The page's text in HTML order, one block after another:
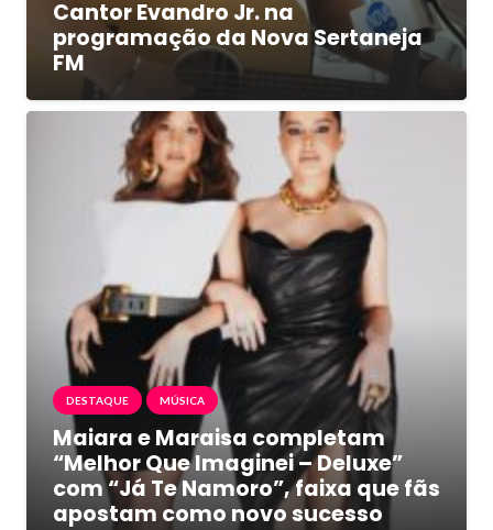
Cantor Evandro Jr. na
programação da Nova Sertaneja
FM
DESTAQUE MÚSICA
Maiara e Maraisa completam
“Melhor Que Imaginei – Deluxe”
com “Já Te Namoro”, faixa que fãs
apostam como novo sucesso